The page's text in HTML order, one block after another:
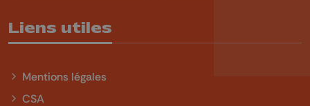
Liens utiles
Mentions légales
CSA